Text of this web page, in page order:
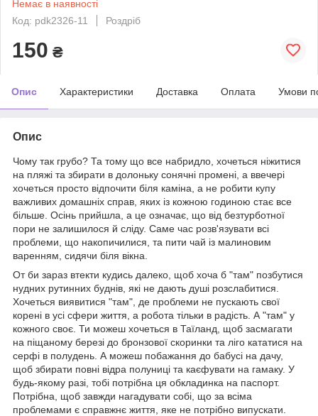
Немає в наявності
Код: pdk2326-11
Роздріб
150 ₴
Опис Характеристики Доставка Оплата Умови
Опис
Чому так грубо? Та тому що все набридло, хочеться ніжитися
на пляжі та збирати в долоньку сонячні промені, а ввечері
хочеться просто відпочити біля каміна, а не робити купу
важливих домашніх справ, яких із кожною годиною стає все
більше. Осінь прийшла, а це означає, що від безтурботної
пори не залишилося й сліду. Саме час розв'язувати всі
проблеми, що накопичилися, та пити чай із малиновим
варенням, сидячи біля вікна.
От би зараз втекти кудись далеко, щоб хоча б "там" позбутися
нудних рутинних буднів, які не дають душі розслабитися.
Хочеться виявитися "там", де проблеми не пускають свої
корені в усі сфери життя, а робота тільки в радість. А "там" у
кожного своє. Ти можеш хочеться в Таїланд, щоб засмагати
на піщаному березі до бронзової скоринки та ліго кататися на
серфі в полудень. А можеш побажання до бабусі на дачу,
щоб збирати повні відра полуниці та каєфувати на гамаку. У
будь-якому разі, тобі потрібна ця обкладинка на паспорт.
Потрібна, щоб завжди нагадувати собі, що за всіма
проблемами є справжнє життя, яке не потрібно випускати.